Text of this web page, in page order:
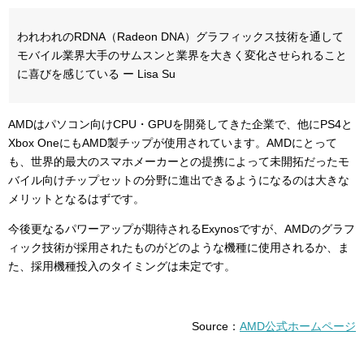
われわれのRDNA（Radeon DNA）グラフィックス技術を通して
モバイル業界大手のサムスンと業界を大きく変化させられること
に喜びを感じている ー Lisa Su
AMDはパソコン向けCPU・GPUを開発してきた企業で、他にPS4と
Xbox OneにもAMD製チップが使用されています。 AMDにとって
も、世界的最大のスマホメーカーとの提携によって未開拓だったモ
バイル向けチップセットの分野に進出できるようになるのは大きな
メリットとなるはずです。
今後更なるパワーアップが期待されるExynosですが、 AMDのグラフ
ィック技術が採用されたものがどのような機種に使用されるか、ま
た、採用機種投入のタイミングは未定です。
Source： AMD公式ホームページ